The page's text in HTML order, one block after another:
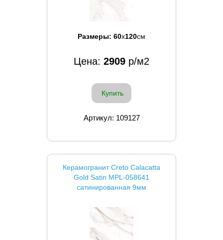
Размеры: 60x120см
Цена: 2909 р/м2
Купить
Артикул: 109127
Керамогранит Creto Calacatta
Gold Satin MPL-058641
сатинированная 9мм